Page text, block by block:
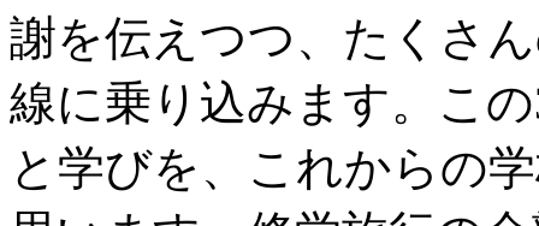
謝を伝えつつ、たくさ
線に乗り込みます。こ
と学びを、これからの